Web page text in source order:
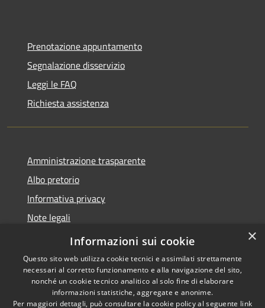
Prenotazione appuntamento
Segnalazione disservizio
Leggi le FAQ
Richiesta assistenza
Amministrazione trasparente
Albo pretorio
Informativa privacy
Note legali
Dichiarazione di accessibilità
Copyright © 2026 • Comune di
×
Informazioni sui cookie
Questo sito web utilizza cookie tecnici e assimilati strettamente
necessari al corretto funzionamento e alla navigazione del sito,
nonché un cookie tecnico analitico al solo fine di elaborare
informazioni statistiche, aggregate e anonime.
Per maggiori dettagli, può consultare la cookie policy al seguente link